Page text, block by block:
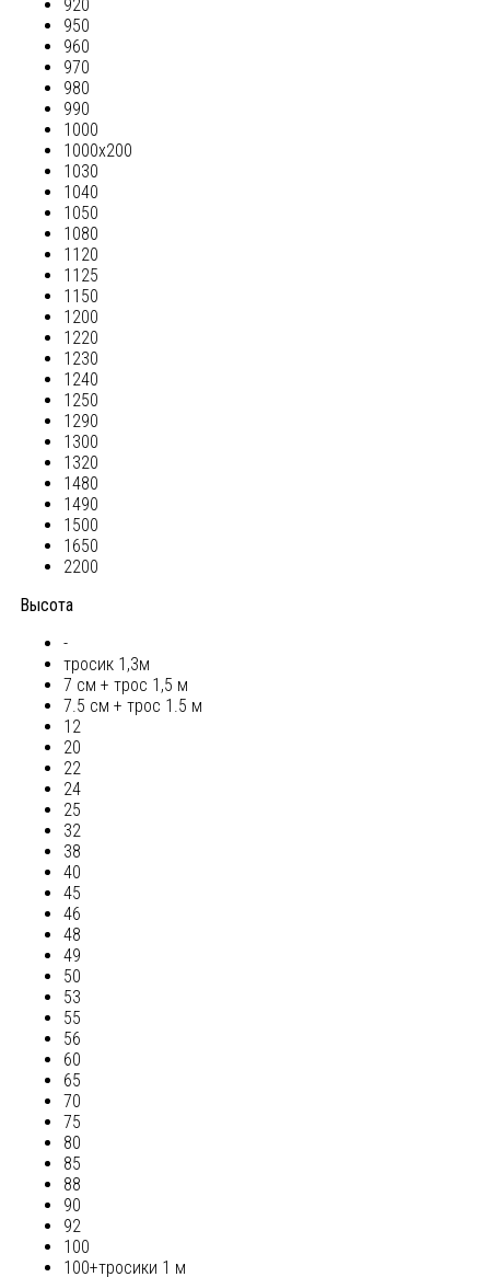
920
950
960
970
980
990
1000
1000х200
1030
1040
1050
1080
1120
1125
1150
1200
1220
1230
1240
1250
1290
1300
1320
1480
1490
1500
1650
2200
Высота
-
тросик 1,3м
7 см + трос 1,5 м
7.5 см + трос 1.5 м
12
20
22
24
25
32
38
40
45
46
48
49
50
53
55
56
60
65
70
75
80
85
88
90
92
100
100+тросики 1 м